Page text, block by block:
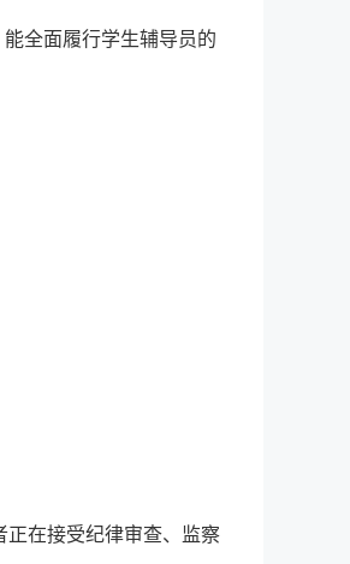
全面履行学生辅导员的
正在接受纪律审查、监察